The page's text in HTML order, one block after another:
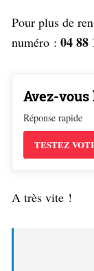
Pour plus de
numéro : 04 88
Avez-vous
Réponse rapide
TESTEZ
A très vite !